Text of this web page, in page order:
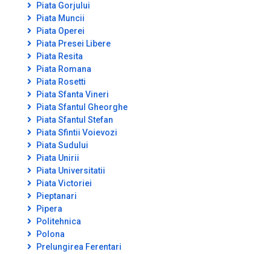
Piata Gorjului
Piata Muncii
Piata Operei
Piata Presei Libere
Piata Resita
Piata Romana
Piata Rosetti
Piata Sfanta Vineri
Piata Sfantul Gheorghe
Piata Sfantul Stefan
Piata Sfintii Voievozi
Piata Sudului
Piata Unirii
Piata Universitatii
Piata Victoriei
Pieptanari
Pipera
Politehnica
Polona
Prelungirea Ferentari